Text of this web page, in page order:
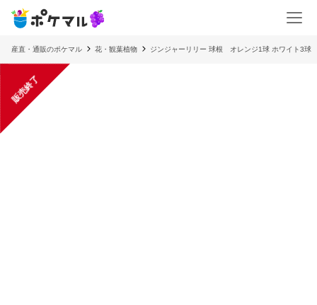
産直・通販のポケマル 花・観葉植物 ジンジャーリリー 球根 オレンジ1球 ホワイト3
販売終了